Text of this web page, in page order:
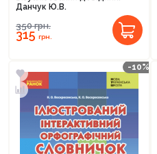
Данчук Ю.В.
350грн.
315грн.
-10%